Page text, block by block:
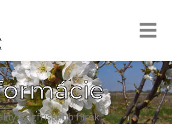
Legfrissebb hírek